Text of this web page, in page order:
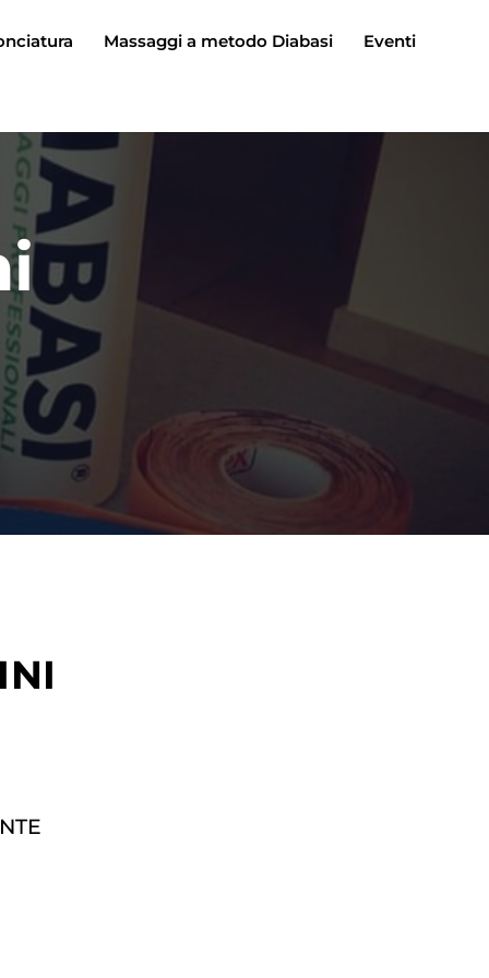
Massaggi a metodo Diabasi Eventi